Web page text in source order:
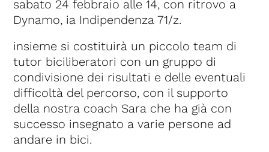
sabato 24 febbraio alle 14, con ritrovo a
Dynamo, ia Indipendenza 71/z.
insieme si costituirà un piccolo team di
tutor biciliberatori con un gruppo di
condivisione dei risultati e delle eventuali
difficoltà del percorso, con il supporto
della nostra coach Sara che ha già con
successo insegnato a varie persone ad
andare in bici.